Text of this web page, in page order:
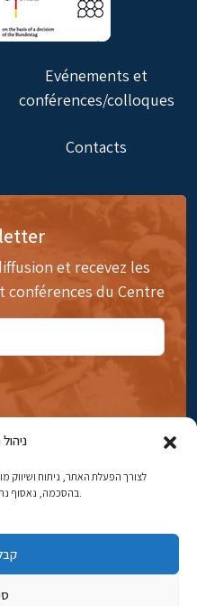
בהסכמה, נאסוף נתוני שימוש; ניתן לנהל או למשוך הסכמה בכל עת.
Evénements et
conférences/colloques
Contacts
et recevez les
conférences du Centre
Jérusalem
najww2@ybz.org.il